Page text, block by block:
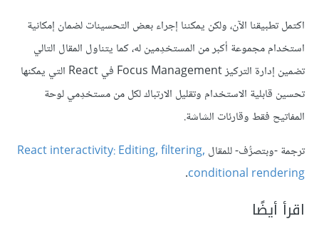
اكتمل تطبيقنا الآن، ولكن يمكننا إجراء بعض التحسينات لضمان إمكانية
استخدام مجموعة أكبر من المستخدِمين له، كما يتناول المقال التالي
تضمين إدارة التركيز Focus Management في React التي يمكنها
تحسين قابلية الاستخدام وتقليل الارتباك لكل من مستخدِمي لوحة
المفاتيح فقط وقارئات الشاشة.
ترجمة -وبتصرُّف- للمقال React interactivity: Editing, filtering,
conditional rendering
.
اقرأ أيضًا